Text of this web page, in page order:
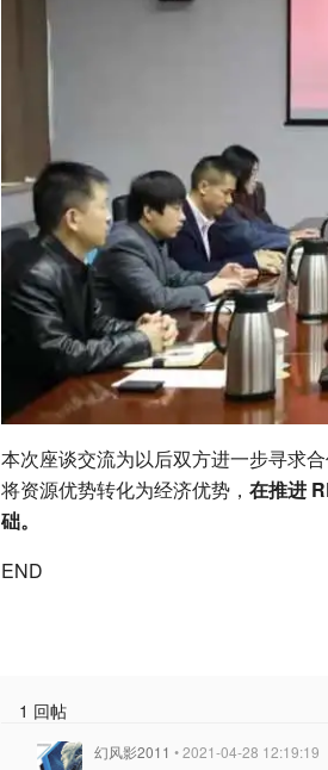
本次座谈交流为以后双方进一步寻求
将资源优势转化为经济优势， 在推进
础。
END
1 回帖
幻风影2011 • 2021-04-28 12:19:19